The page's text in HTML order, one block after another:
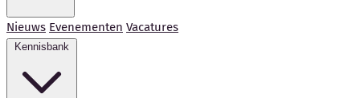
Nieuws Evenementen Vacatures